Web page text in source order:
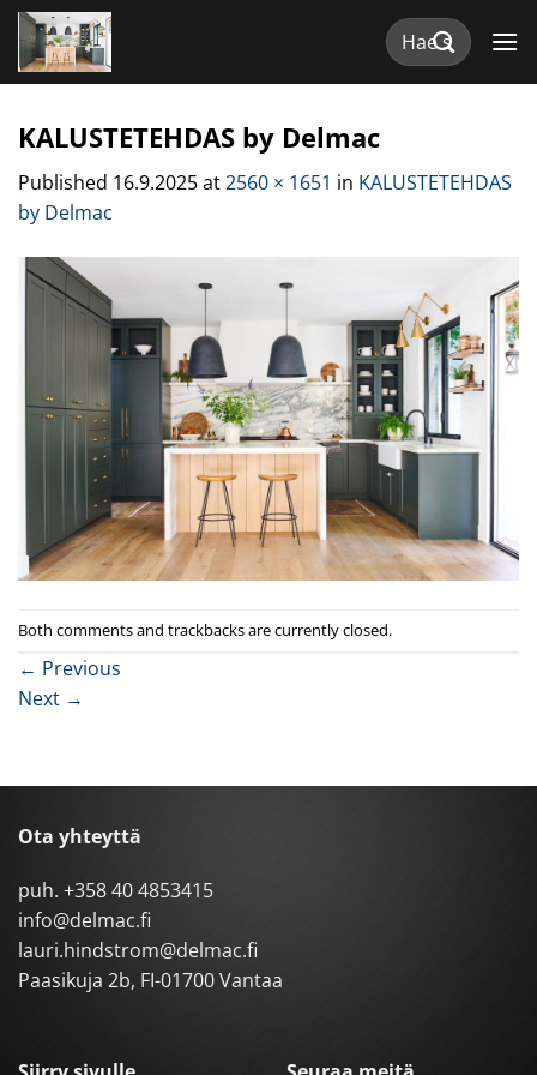
Skip
content
Etsi:
KALUSTETEHDAS by Delmac
Published 16.9.2025at2560 × 1651 in KALUSTETEHDAS
by Delmac
Both comments and trackbacks are currently closed.
← Previous
Next →
Ota yhteyttä
puh. +358 40 4853415
info@delmac.fi
lauri.hindstrom@delmac.fi
Paasikuja 2b, FI-01700 Vantaa